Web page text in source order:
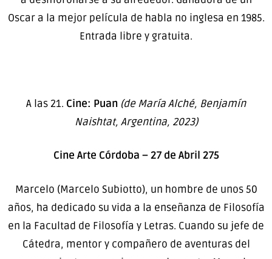
Oscar a la mejor película de habla no inglesa en 1985.
Entrada libre y gratuita.
A las 21. Cine: Puan (de María Alché, Benjamín
Naishtat, Argentina, 2023)
Cine Arte Córdoba – 27 de Abril 275
Marcelo (Marcelo Subiotto), un hombre de unos 50
años, ha dedicado su vida a la enseñanza de Filosofía
en la Facultad de Filosofía y Letras. Cuando su jefe de
Cátedra, mentor y compañero de aventuras del